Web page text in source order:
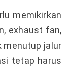
memikirkan
exhaust fan,
menutup jalur
tetap harus